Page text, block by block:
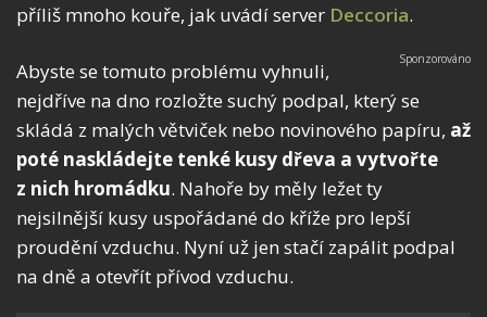
příliš mnoho kouře, jak uvádí server Deccoria.
Abyste se tomuto problému vyhnuli,
nejdříve na dno rozložte suchý podpal, který se
skládá z malých větviček nebo novinového papíru, až
poté naskládejte tenké kusy dřeva a vytvořte
z nich hromádku. Nahoře by měly ležet ty
nejsilnější kusy uspořádané do kříže pro lepší
proudění vzduchu. Nyní už jen stačí zapálit podpal
na dně a otevřít přívod vzduchu.